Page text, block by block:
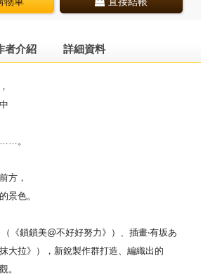
者介紹 詳細資料
。
方，
色。
鎖鎖美@不好好努力》）、插畫‧有坂あ
大拉》），新銳製作群打造、編織出的
。